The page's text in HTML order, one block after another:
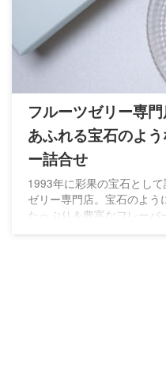
フルーツゼリー専
あふれる宝石のよ
ー詰合せ
1993年に彩果の宝石とし
ゼリー専門店。宝石のよ
たっぷり＆豊富なフレーバ